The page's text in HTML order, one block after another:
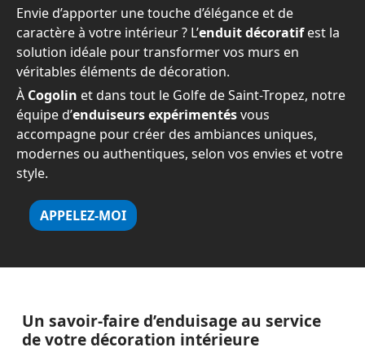
Envie d’apporter une touche d’élégance et de
caractère à votre intérieur ? L’enduit décoratifest la
solution idéale pour transformer vos murs en
véritables éléments de décoration.
À Cogolin et dans tout le Golfe de Saint-Tropez, notre
équipe d’enduiseurs expérimentésvous
accompagne pour créer des ambiances uniques,
modernes ou authentiques, selon vos envies et votre
style.
APPELEZ-MOI
Un savoir-faire d’enduisage au service
de votre décoration intérieure